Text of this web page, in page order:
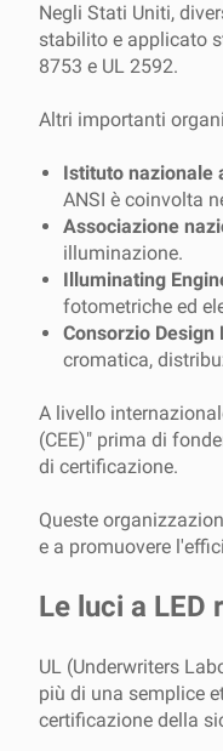
Negli Stati Uniti,
stabilito e applicato
8753 e UL 2592.
Altri importanti
Istituto nazionale
ANSI è coinvolta
Associazione
illuminazione.
Illuminating
fotometriche ed
Consorzio Design
cromatica,
A livello
(CEE)" prima di
di certificazione.
Queste
e a promuovere
Le luci a
UL (Underwriters
più di una semplice
certificazione della